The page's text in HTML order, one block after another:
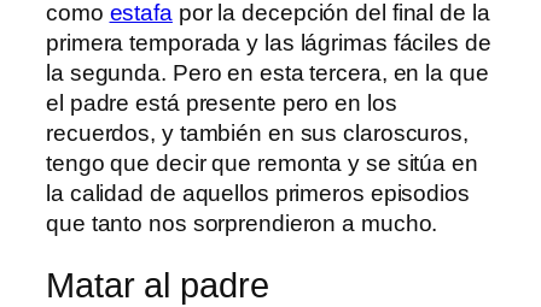
como estafa por la decepción del final de la
primera temporada y las lágrimas fáciles de
la segunda. Pero en esta tercera, en la que
el padre está presente pero en los
recuerdos, y también en sus claroscuros,
tengo que decir que remonta y se sitúa en
la calidad de aquellos primeros episodios
que tanto nos sorprendieron a mucho.
Matar al padre